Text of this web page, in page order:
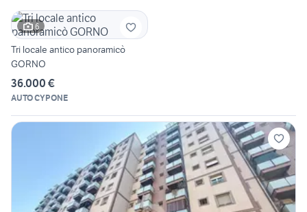
6
Tri locale antico panoramicò
GORNO
36.000 €
AUTO CYPONE